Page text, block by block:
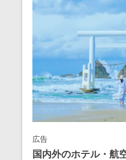
広告
国内外のホテル・航